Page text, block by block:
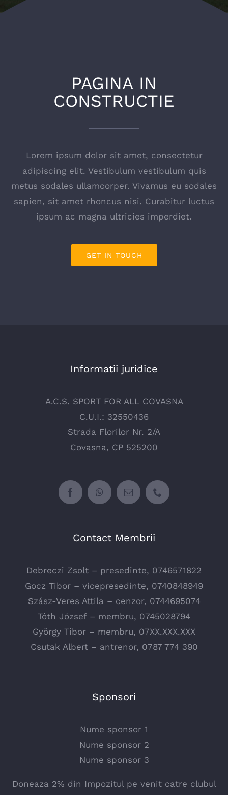
COMPETITII
PAGINA IN
CONSTRUCTIE
Lorem ipsum dolor sit amet, consectetur
adipiscing elit. Vestibulum vestibulum quis
metus sodales ullamcorper. Vivamus eu sodales
sapien, sit amet rhoncus nisi. Curabitur luctus
ipsum ac magna ultricies imperdiet.
GET IN TOUCH
Informatii juridice
A.C.S. SPORT FOR ALL COVASNA
C.U.I.: 32550436
Strada Florilor Nr. 2/A
Covasna, CP 525200
Contact Membrii
Debreczi Zsolt – presedinte, 0746571822
Gocz Tibor – vicepresedinte, 0740848949
Szász-Veres Attila – cenzor, 0744695074
Tóth József – membru, 0745028794
György Tibor – membru, 07XX.XXX.XXX
Csutak Albert – antrenor, 0787 774 390
Sponsori
Nume sponsor 1
Nume sponsor 2
Nume sponsor 3
Doneaza 2% din Impozitul pe venit catre clubul